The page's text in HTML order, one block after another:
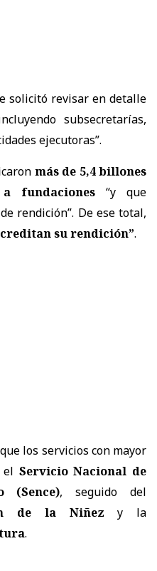
solicitó revisar en detalle
subsecretarías,
ejecutoras”.
más de 5,4 billones
fundaciones “y que
rendición”. De ese total,
su rendición”.
los servicios con mayor
el Servicio Nacional de
(Sence), seguido del
de la Niñez y la
.